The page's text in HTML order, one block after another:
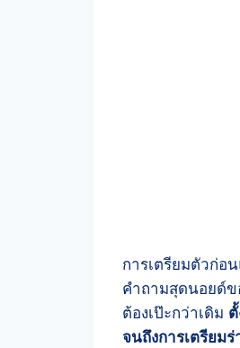
การเตรียมตัวก่อ
คำถามสุดนอยด์ข
ต้องเป๊ะกว่าเดิม
จนถึงการเตรียม